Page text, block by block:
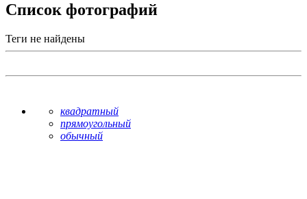
Список фотографий
Теги не найдены
квадратный
прямоугольный
обычный